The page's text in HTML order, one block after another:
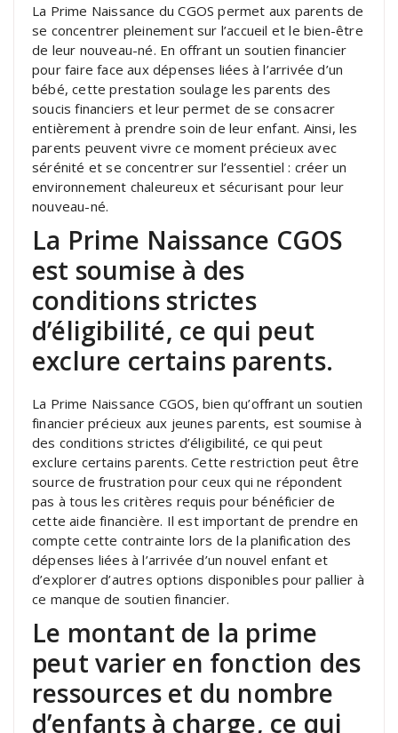
La Prime Naissance du CGOS permet aux parents de
se concentrer pleinement sur l’accueil et le bien-être
de leur nouveau-né. En offrant un soutien financier
pour faire face aux dépenses liées à l’arrivée d’un
bébé, cette prestation soulage les parents des
soucis financiers et leur permet de se consacrer
entièrement à prendre soin de leur enfant. Ainsi, les
parents peuvent vivre ce moment précieux avec
sérénité et se concentrer sur l’essentiel : créer un
environnement chaleureux et sécurisant pour leur
nouveau-né.
La Prime Naissance CGOS
est soumise à des
conditions strictes
d’éligibilité, ce qui peut
exclure certains parents.
La Prime Naissance CGOS, bien qu’offrant un soutien
financier précieux aux jeunes parents, est soumise à
des conditions strictes d’éligibilité, ce qui peut
exclure certains parents. Cette restriction peut être
source de frustration pour ceux qui ne répondent
pas à tous les critères requis pour bénéficier de
cette aide financière. Il est important de prendre en
compte cette contrainte lors de la planification des
dépenses liées à l’arrivée d’un nouvel enfant et
d’explorer d’autres options disponibles pour pallier à
ce manque de soutien financier.
Le montant de la prime
peut varier en fonction des
ressources et du nombre
d’enfants à charge, ce qui